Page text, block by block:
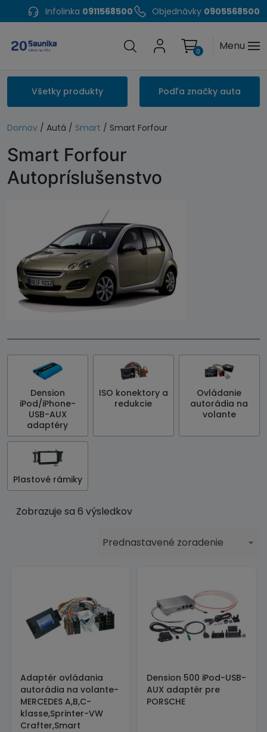
Infolinka 0911568500 Objednávky 0905568500
Menu
0
Všetky produkty Podľa značky auta
Domov / Autá / Smart / Smart Forfour
Smart Forfour
Autopríslušenstvo
Dension
iPod/iPhone-
USB-AUX
adaptéry
ISO konektory a
redukcie
Ovládanie
autorádia na
volante
Plastové rámiky
Zobrazuje sa 6 výsledkov
Prednastavené zoradenie
Adaptér ovládania
autorádia na volante-
MERCEDES A,B,C-
klasse,Sprinter-VW
Crafter,Smart
Dension 500 iPod-USB-
AUX adaptér pre
PORSCHE